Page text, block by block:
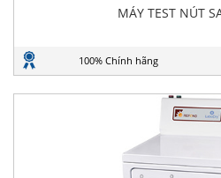
MÁY TEST NÚT
100% Chính hãng